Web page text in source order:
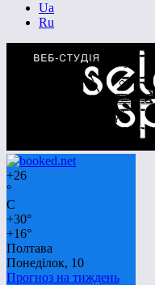
Ua
Ru
+26
°
C
+30°
+16°
Полтава
Понеділок, 10
Прогноз на тиждень